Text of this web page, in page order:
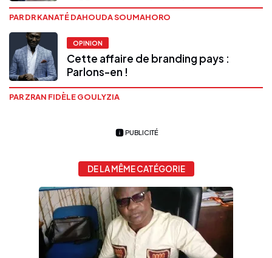
PAR DR KANATÉ DAHOUDA SOUMAHORO
OPINION
Cette affaire de branding pays :
Parlons-en !
PAR ZRAN FIDÈLE GOULYZIA
PUBLICITÉ
DE LA MÊME CATÉGORIE